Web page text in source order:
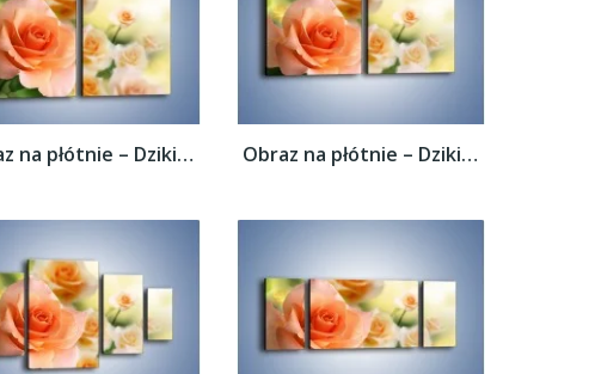
Obraz na płótnie – Dzikie róże w ogrodzie... Obraz na płótnie – Dzikie róże w ogrodzie...